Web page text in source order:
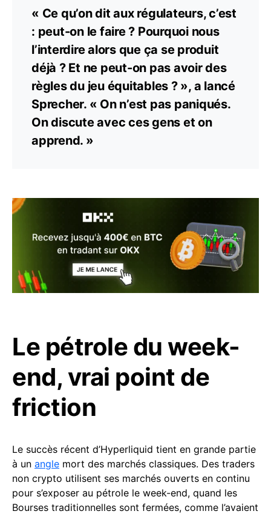
« Ce qu’on dit aux régulateurs, c’est
: peut-on le faire ? Pourquoi nous
l’interdire alors que ça se produit
déjà ? Et ne peut-on pas avoir des
règles du jeu équitables ? », a lancé
Sprecher. « On n’est pas paniqués.
On discute avec ces gens et on
apprend. »
Le pétrole du week-
end, vrai point de
friction
Le succès récent d’Hyperliquid tient en grande partie
à un angle mort des marchés classiques. Des traders
non crypto utilisent ses marchés ouverts en continu
pour s’exposer au pétrole le week-end, quand les
Bourses traditionnelles sont fermées, comme l’avaient